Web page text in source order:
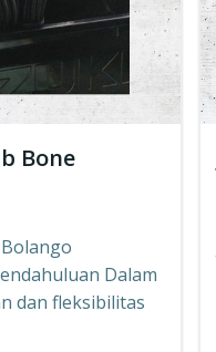
Bone
Dalam
dan fleksibilitas